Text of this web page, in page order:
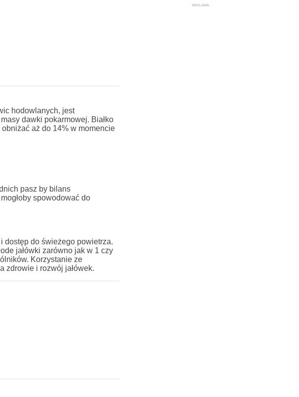
hodowlanych, jest
dawki pokarmowej. Białko
aż do 14% w momencie
pasz by bilans
spowodować do
dostęp do świeżego powietrza.
jałówki zarówno jak w 1 czy
Korzystanie ze
zdrowie i rozwój jałówek.
REKLAMA